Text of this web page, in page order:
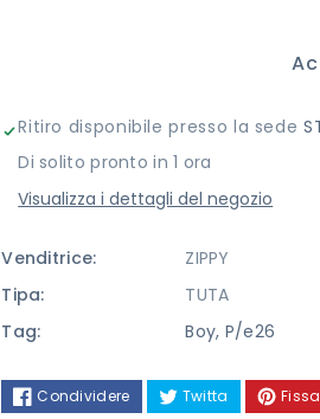
ZIPPY ZIPPY
Ritiro disponibile presso la sede
Di solito pronto in 1 ora
Visualizza i dettagli del negozio
Venditrice:
ZIPPY
Tipa:
TUTA
Tag:
Boy, P/e26
Condividere Twitta